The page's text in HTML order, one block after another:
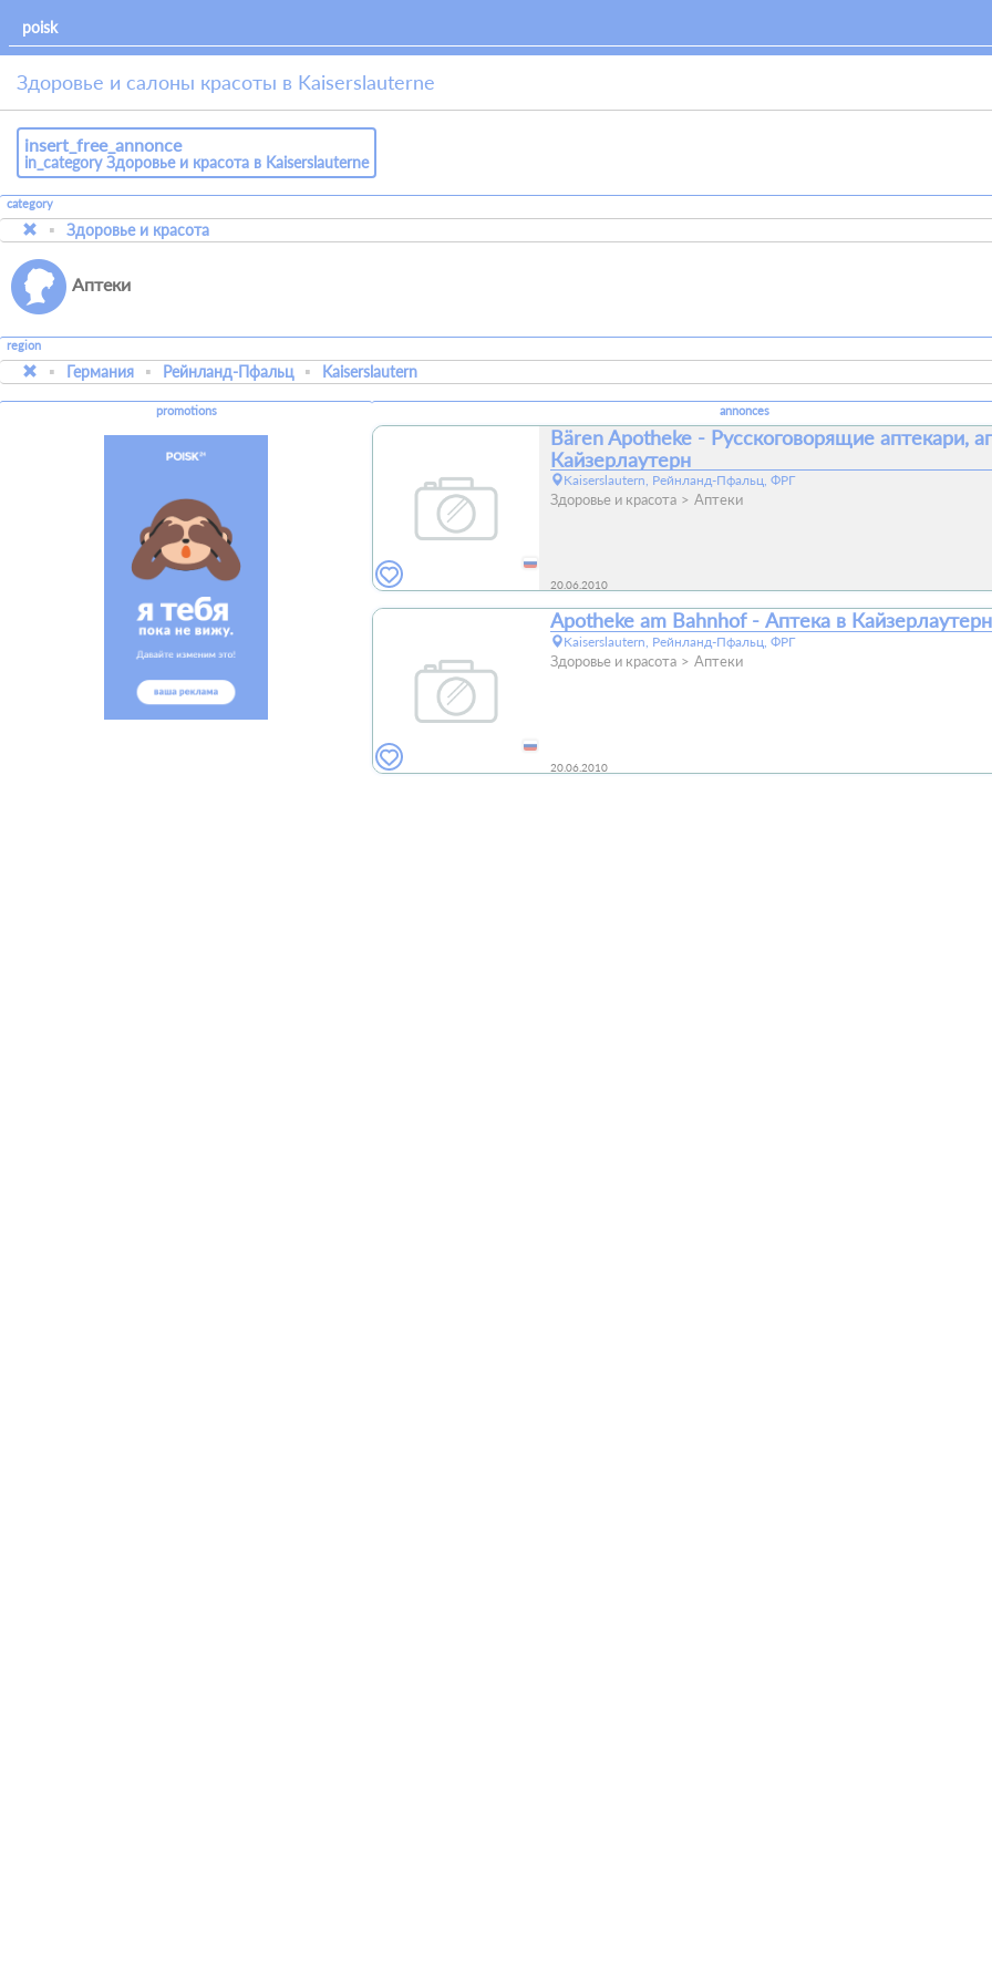
Здоровье и салоны красоты в Kaiserslauternе
insert_free_annonce
in_category Здоровье и красота в Kaiserslauternе
category
Здоровье и красота
Аптеки
region
Германия Рейнланд-Пфальц Kaiserslautern
promotions annonces
Bären Apotheke - Русскоговорящие аптекари,
Кайзерлаутерн
Kaiserslautern, Рейнланд-Пфальц, ФРГ
Здоровье и красота Аптеки
20.06.2010
Apotheke am Bahnhof - Аптека в
Kaiserslautern, Рейнланд-Пфальц, ФРГ
Здоровье и красота Аптеки
20.06.2010